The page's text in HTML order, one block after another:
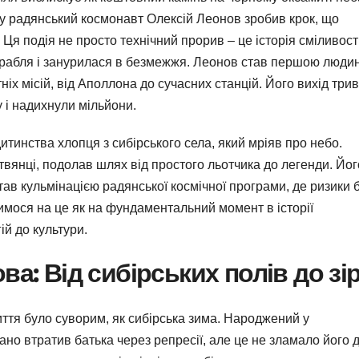
космонавт Олексій Леонов зробив крок, що
подія не просто технічний прорив – це історія
і занурилася в безмежжя. Леонов став першою
місій, від Аполлона до сучасних станцій. Його вихід
надихнули мільйони.
хлопця з сибірського села, який мріяв про небо.
подолав шлях від простого льотчика до легенди.
кульмінацією радянської космічної програми, де ризики
на це як на фундаментальний момент в історії
до культури.
Від сибірських полів до
було суворим, як сибірська зима. Народжений у
втратив батька через репресії, але це не зламало його